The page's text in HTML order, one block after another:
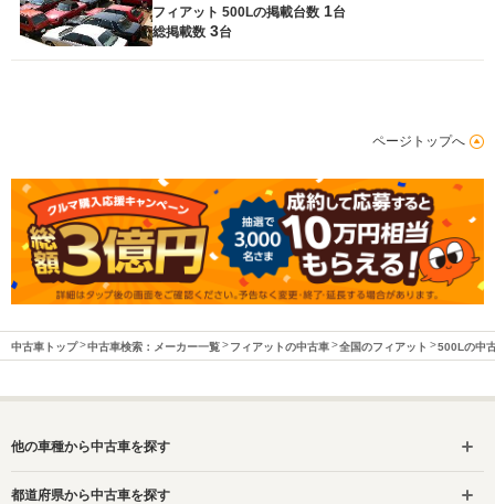
フィアット 500Lの掲載台数 1台
総掲載数 3台
ページトップへ
中古車トップ 中古車検索：メーカー一覧 フィアットの中古車 全国のフィアット 500Lの中
他の車種から中古車を探す
都道府県から中古車を探す